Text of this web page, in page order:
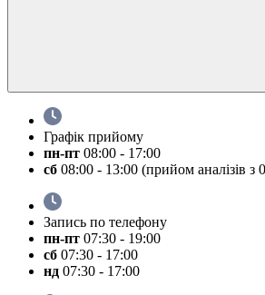
Графік прийому
пн-пт 08:00 - 17:00
сб 08:00 - 13:00 (прийом аналізів з
Запись по телефону
пн-пт 07:30 - 19:00
сб 07:30 - 17:00
нд 07:30 - 17:00